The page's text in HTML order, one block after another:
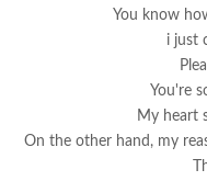
You know
i just
You're
My heart
On the other hand, my